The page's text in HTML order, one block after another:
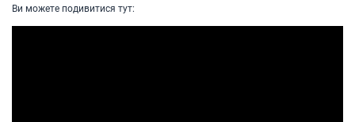
Ви можете подивитися тут: